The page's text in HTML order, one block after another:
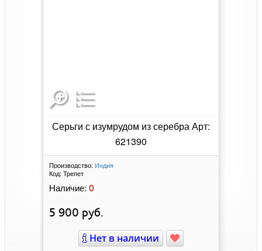
Серьги с изумрудом из серебра Арт:
621390
Производство: Индия
Код: Трепет
Наличие: 0
5 900 руб.
Нет в наличии